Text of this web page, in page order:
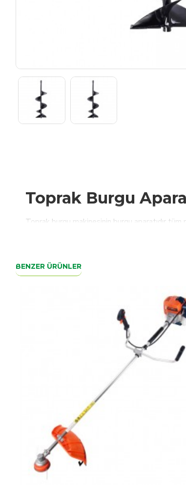
Toprak Burgu
Toprak burgu makinesinin burgu aparatıdır
Burgu Aparatı Uzunluğu: 8cm
Nerede Ne Amaçla
Tarım ve bahçecilik sektöründe en
yüzden makine fidan dikiminden
Ve dahası makinelerin basit
çalıştırılabilir motorlar vardır.
kullanım açısından hiçbir tehlike
Böylelikle çok düşük devirde daha
Delik açma makinesi
blok taş
büyüklüğünde taşları dışarı atabilir.
kısmı matkap şeklinde güçlü çelikten
aynı yerden uç çıkarılıp tekrar başka
BENZER ÜRÜNLER